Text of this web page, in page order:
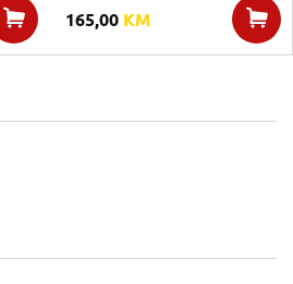
165,00 KM